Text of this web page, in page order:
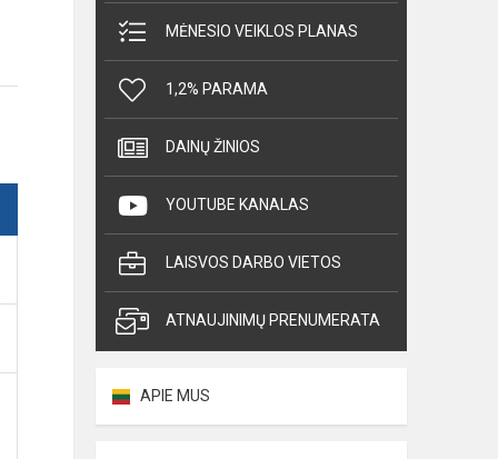
MĖNESIO VEIKLOS PLANAS
1,2% PARAMA
DAINŲ ŽINIOS
YOUTUBE KANALAS
LAISVOS DARBO VIETOS
ATNAUJINIMŲ PRENUMERATA
APIE MUS